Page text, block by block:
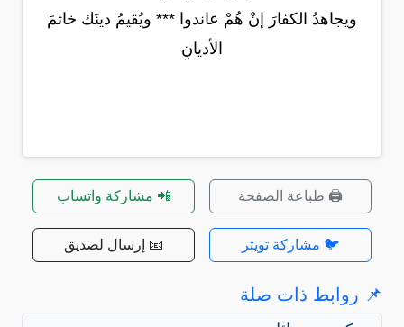
ويجاهدُ الكفارَ إنْ هُمْ عاندوا *** ويُقيمُ دينَك خاتمَ
الأديانِ
🖨️ طباعة الصفحة 📲 مشاركة واتساب
🐦 مشاركة تويتر 📧 إرسال لصديق
📌 روابط ذات صلة